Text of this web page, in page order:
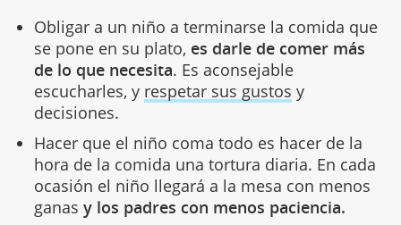
Obligar a un niño a terminarse la comida que
se pone en su plato, es darle de comer más
de lo que necesita. Es aconsejable
escucharles, y respetar sus gustos y
decisiones.
Hacer que el niño coma todo es hacer de la
hora de la comida una tortura diaria. En cada
ocasión el niño llegará a la mesa con menos
ganas y los padres con menos paciencia.